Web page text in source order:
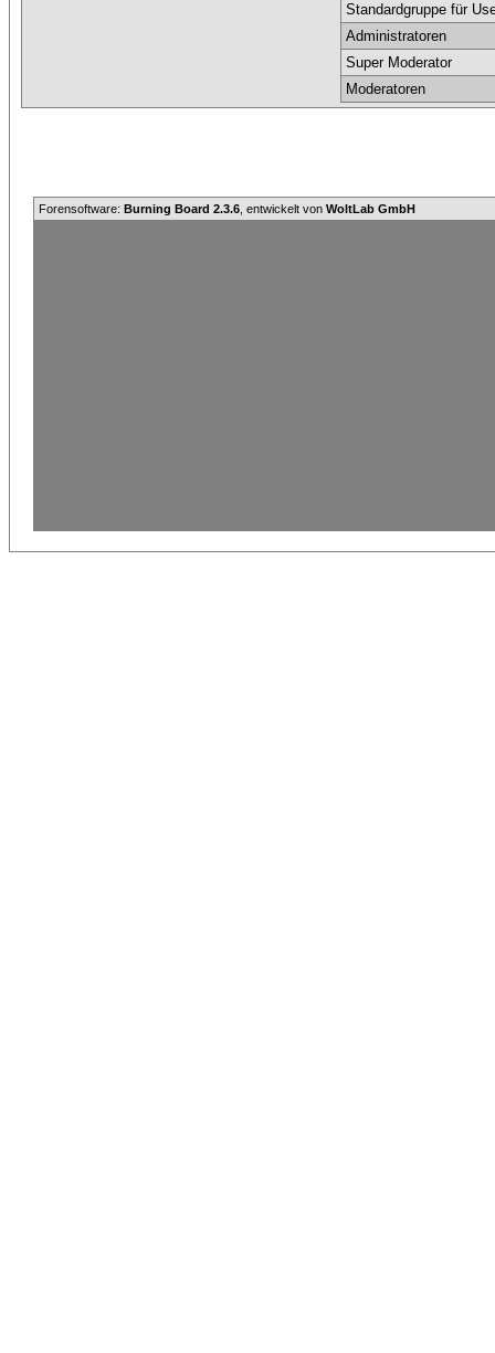
Standardgruppe für
Administratoren
Super Moderator
Moderatoren
Forensoftware: Burning Board 2.3.6 , entwickelt von WoltLab GmbH